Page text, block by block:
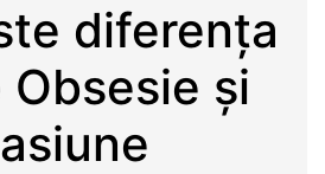
diferența
și